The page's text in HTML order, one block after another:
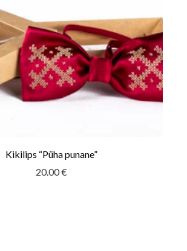
Kikilips “Püha punane”
20.00€